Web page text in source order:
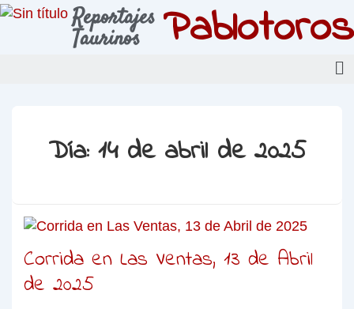
Reportajes
Taurinos Pablotoros
Día: 14 de abril de 2025
Corrida en Las Ventas, 13 de Abril
de 2025